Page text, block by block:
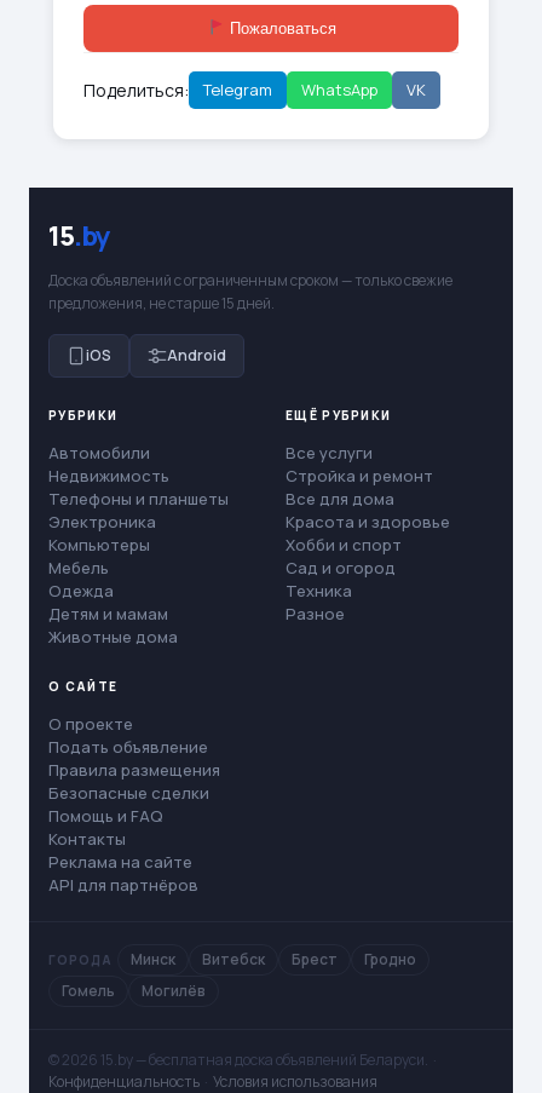
Пожаловаться
Поделиться: Telegram WhatsApp VK
15.by
Доска объявлений с ограниченным сроком — только свежие
предложения, не старше 15 дней.
iOS Android
РУБРИКИ
Автомобили
Недвижимость
Телефоны и планшеты
Электроника
Компьютеры
Мебель
Одежда
Детям и мамам
Животные дома
ЕЩЁ РУБРИКИ
Все услуги
Стройка и ремонт
Все для дома
Красота и здоровье
Хобби и спорт
Сад и огород
Техника
Разное
О САЙТЕ
О проекте
Подать объявление
Правила размещения
Безопасные сделки
Помощь и FAQ
Контакты
Реклама на сайте
API для партнёров
ГОРОДА Минск Витебск Брест
Гродно
Гомель
Могилёв
© 2026 15.by — бесплатная доска объявлений Беларуси. ·
Конфиденциальность · Условия использования